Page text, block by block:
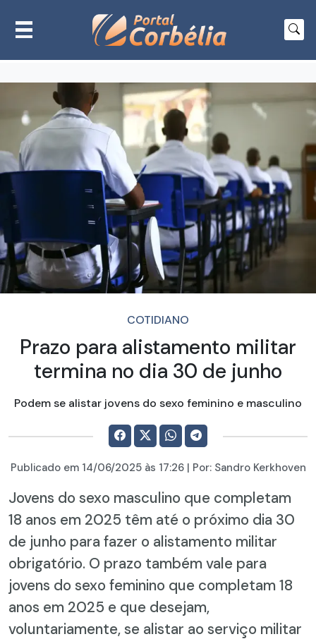
COTIDIANO
Prazo para alistamento militar
termina no dia 30 de junho
Podem se alistar jovens do sexo feminino e masculino
Publicado em 14/06/2025às 17:26 | Por: Sandro Kerkhoven
Jovens do sexo masculino que completam
18 anos em 2025 têm até o próximo dia 30
de junho para fazer o alistamento militar
obrigatório. O prazo também vale para
jovens do sexo feminino que completam 18
anos em 2025 e que desejam,
voluntariamente, se alistar ao serviço militar